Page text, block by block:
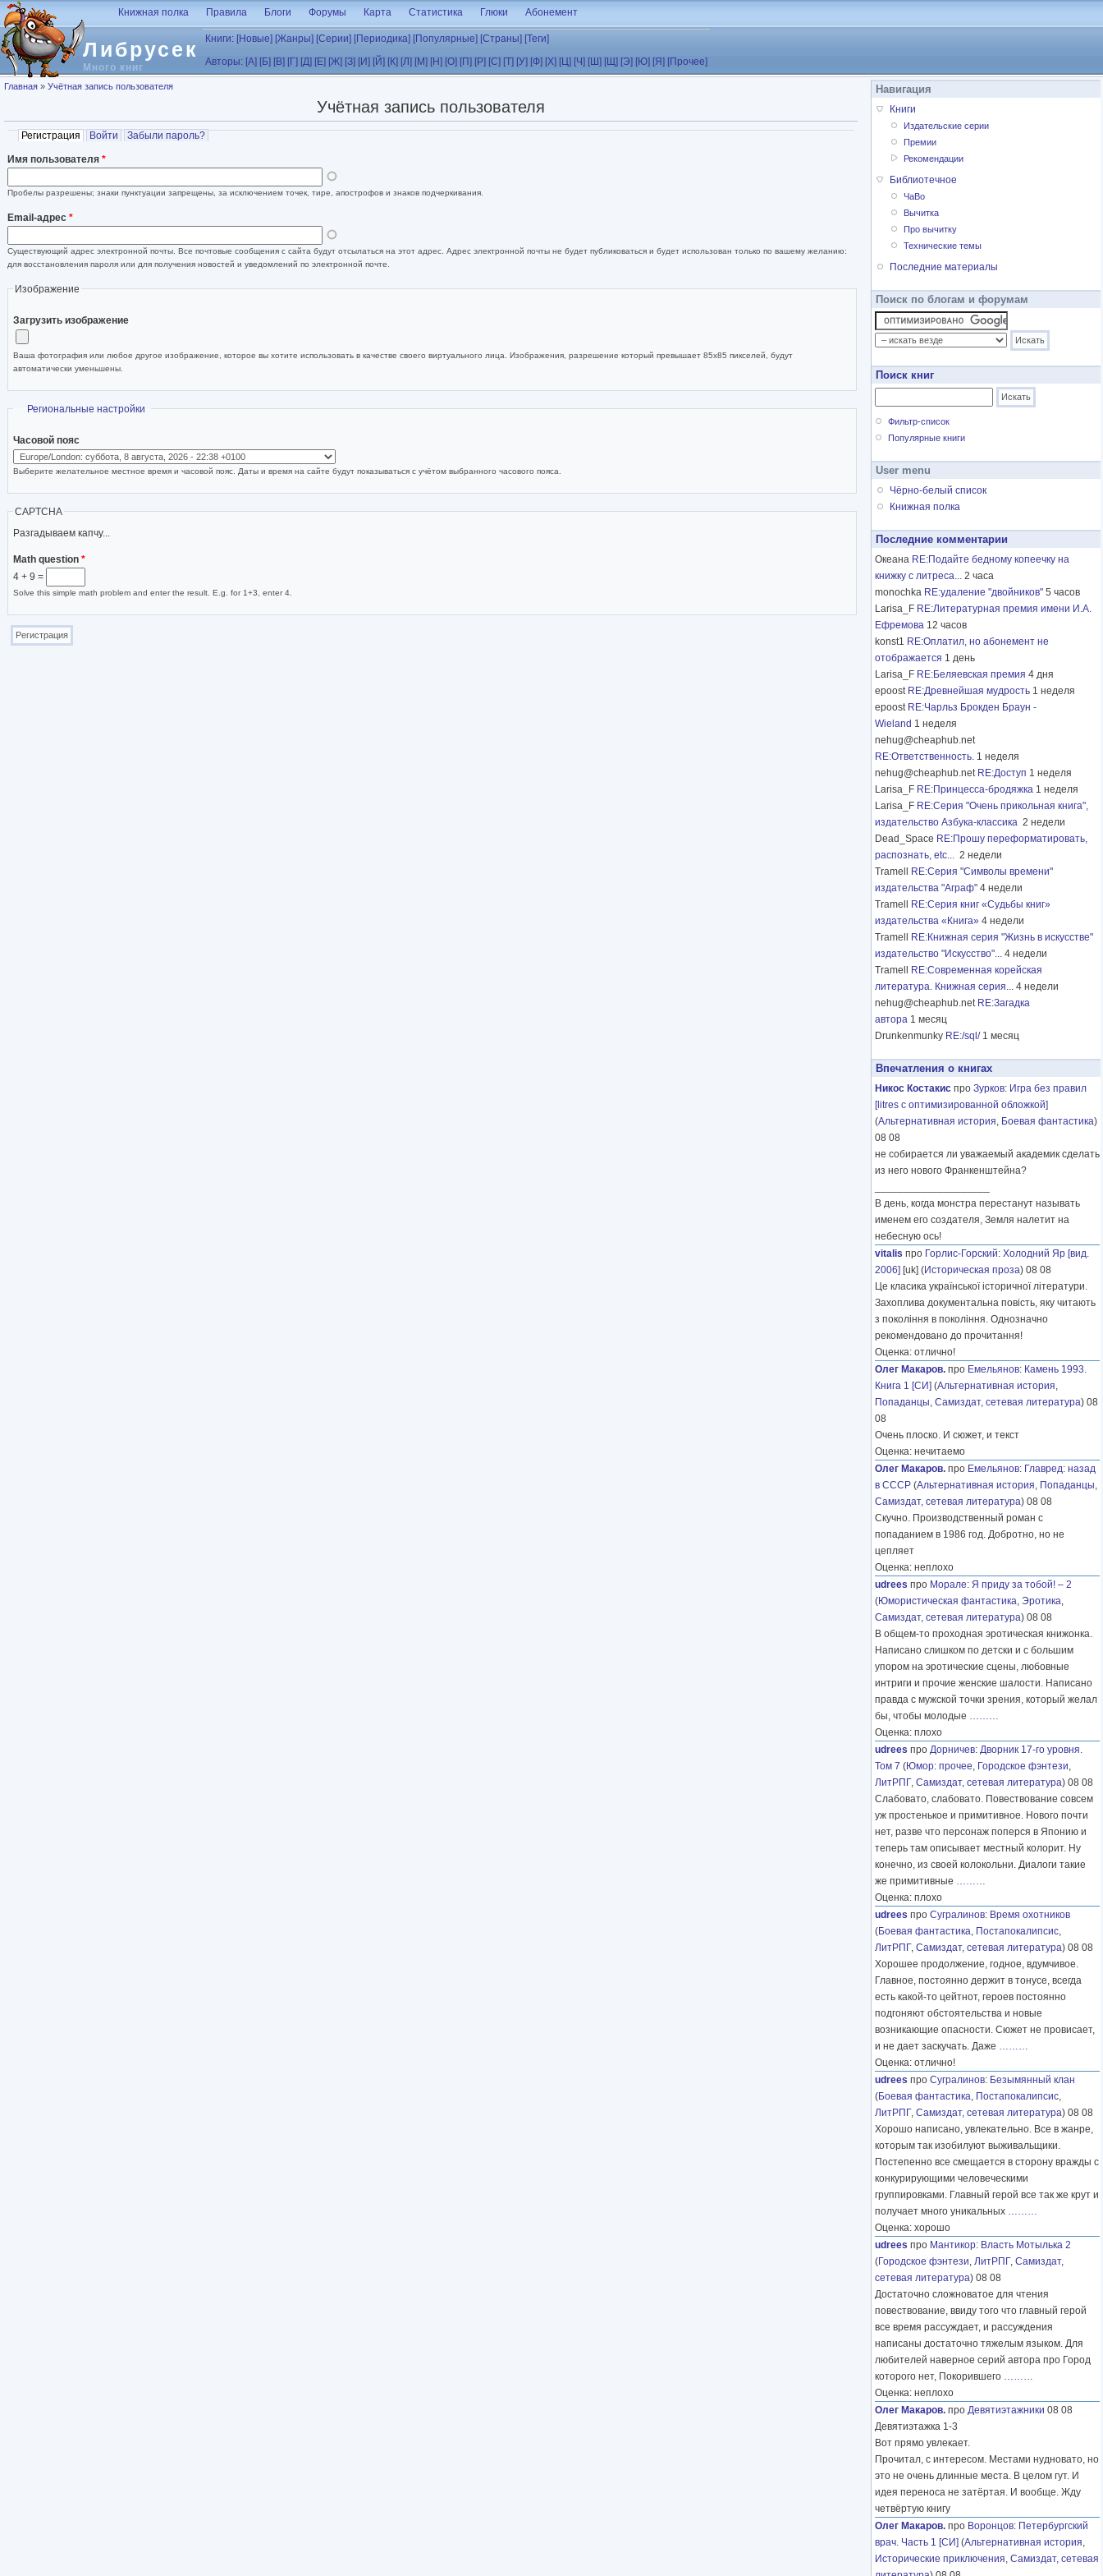
Перейти к основному содержанию
Либрусек
Много книг
Книжная полка Правила Блоги Форумы Карта Статистика Глюки Абонемент
Книги: [Новые] [Жанры] [Серии] [Периодика] [Популярные] [Страны] [Теги]
Авторы: [А] [Б] [В] [Г] [Д] [Е] [Ж] [З] [И] [Й] [К] [Л] [М] [Н] [О] [П] [Р] [С] [Т] [У] [Ф] [Х] [Ц] [Ч] [Ш] [Щ] [Э] [Ю] [Я] [Прочее]
Вы здесь
Главная » Учётная запись пользователя
Учётная запись пользователя
Главные вкладки
Регистрация (активная вкладка)
Войти Забыли пароль?
Имя пользователя *
Пробелы разрешены; знаки пунктуации запрещены, за исключением точек, тире, апострофов и знаков подчеркивания.
Email-адрес *
Существующий адрес электронной почты. Все почтовые сообщения с сайта будут отсылаться на этот адрес. Адрес электронной почты не будет публиковаться и будет использован только по вашему желанию:
для восстановления пароля или для получения новостей и уведомлений по электронной почте.
Изображение
Загрузить изображение
Ваша фотография или любое другое изображение, которое вы хотите использовать в качестве своего виртуального лица. Изображения, разрешение который превышает 85x85 пикселей, будут
автоматически уменьшены.
Скрыть
Региональные настройки
Часовой пояс
Выберите желательное местное время и часовой пояс. Даты и время на сайте будут показываться с учётом выбранного часового пояса.
CAPTCHA
Разгадываем капчу...
Math question *
4 + 9 =
Solve this simple math problem and enter the result. E.g. for 1+3, enter 4.
Навигация
Книги
Издательские серии
Премии
Рекомендации
Библиотечное
ЧаВо
Вычитка
Про вычитку
Технические темы
Последние материалы
Поиск по блогам и форумам
Поиск книг
Фильтр-список
Популярные книги
User menu
Чёрно-белый список
Книжная полка
Последние комментарии
Океана RE:Подайте бедному копеечку на
книжку с литреса... 2 часа
monochka RE:удаление "двойников" 5 часов
Larisa_F RE:Литературная премия имени И.А.
Ефремова 12 часов
konst1 RE:Оплатил, но абонемент не
отображается 1 день
Larisa_F RE:Беляевская премия 4 дня
epoost RE:Древнейшая мудрость 1 неделя
epoost RE:Чарльз Брокден Браун -
Wieland 1 неделя
nehug@cheaphub.net
RE:Ответственность. 1 неделя
nehug@cheaphub.net RE:Доступ 1 неделя
Larisa_F RE:Принцесса-бродяжка 1 неделя
Larisa_F RE:Серия "Очень прикольная книга",
издательство Азбука-классика 2 недели
Dead_Space RE:Прошу переформатировать,
распознать, etc... 2 недели
Tramell
RE:Серия "Символы времени"
издательства "Аграф" 4 недели
Tramell
RE:Серия книг «Судьбы книг»
издательства «Книга» 4 недели
Tramell
RE:Книжная серия "Жизнь в искусстве"
издательство "Искусство"... 4 недели
Tramell
RE:Современная корейская
литература. Книжная серия... 4 недели
nehug@cheaphub.net RE:Загадка
автора 1 месяц
Drunkenmunky RE:/sql/ 1 месяц
Впечатления о книгах
Никос Костакис про Зурков: Игра без правил
[litres с оптимизированной обложкой]
(Альтернативная история, Боевая фантастика)
08 08
не собирается ли уважаемый академик сделать
из него нового Франкенштейна?
В день, когда монстра перестанут называть
именем его создателя, Земля налетит на
небесную ось!
vitalis про Горлис-Горский: Холодний Яр [вид.
2006] [uk] (Историческая проза) 08 08
Це класика української історичної літератури.
Захоплива документальна повість, яку читають
з покоління в покоління. Однозначно
рекомендовано до прочитання!
Оценка: отлично!
Олег Макаров. про Емельянов: Камень 1993.
Книга 1 [СИ] (Альтернативная история,
Попаданцы, Самиздат, сетевая литература) 08
08
Очень плоско. И сюжет, и текст
Оценка: нечитаемо
Олег Макаров. про Емельянов: Главред: назад
в СССР (Альтернативная история, Попаданцы,
Самиздат, сетевая литература) 08 08
Скучно. Производственный роман с
попаданием в 1986 год. Добротно, но не
цепляет
Оценка: неплохо
udrees про Морале: Я приду за тобой! – 2
(Юмористическая фантастика, Эротика,
Самиздат, сетевая литература) 08 08
В общем-то проходная эротическая книжонка.
Написано слишком по детски и с большим
упором на эротические сцены, любовные
интриги и прочие женские шалости. Написано
правда с мужской точки зрения, который желал
бы, чтобы молодые ………
Оценка: плохо
udrees про Дорничев: Дворник 17-го уровня.
Том 7 (Юмор: прочее, Городское фэнтези,
ЛитРПГ, Самиздат, сетевая литература) 08 08
Слабовато, слабовато. Повествование совсем
уж простенькое и примитивное. Нового почти
нет, разве что персонаж поперся в Японию и
теперь там описывает местный колорит. Ну
конечно, из своей колокольни. Диалоги такие
же примитивные ………
Оценка: плохо
udrees про Сугралинов: Время охотников
(Боевая фантастика, Постапокалипсис,
ЛитРПГ, Самиздат, сетевая литература) 08 08
Хорошее продолжение, годное, вдумчивое.
Главное, постоянно держит в тонусе, всегда
есть какой-то цейтнот, героев постоянно
подгоняют обстоятельства и новые
возникающие опасности. Сюжет не провисает,
и не дает заскучать. Даже ………
Оценка: отлично!
udrees про Сугралинов: Безымянный клан
(Боевая фантастика, Постапокалипсис,
ЛитРПГ, Самиздат, сетевая литература) 08 08
Хорошо написано, увлекательно. Все в жанре,
которым так изобилуют выживальщики.
Постепенно все смещается в сторону вражды с
конкурирующими человеческими
группировками. Главный герой все так же крут и
получает много уникальных ………
Оценка: хорошо
udrees про Мантикор: Власть Мотылька 2
(Городское фэнтези, ЛитРПГ, Самиздат,
сетевая литература) 08 08
Достаточно сложноватое для чтения
повествование, ввиду того что главный герой
все время рассуждает, и рассуждения
написаны достаточно тяжелым языком. Для
любителей наверное серий автора про Город
которого нет, Покорившего ………
Оценка: неплохо
Олег Макаров. про Девятиэтажники 08 08
Девятиэтажка 1-3
Вот прямо увлекает.
Прочитал, с интересом. Местами нудновато, но
это не очень длинные места. В целом гут. И
идея переноса не затёртая. И вообще. Жду
четвёртую книгу
Олег Макаров. про Воронцов: Петербургский
врач. Часть 1 [СИ] (Альтернативная история,
Исторические приключения, Самиздат, сетевая